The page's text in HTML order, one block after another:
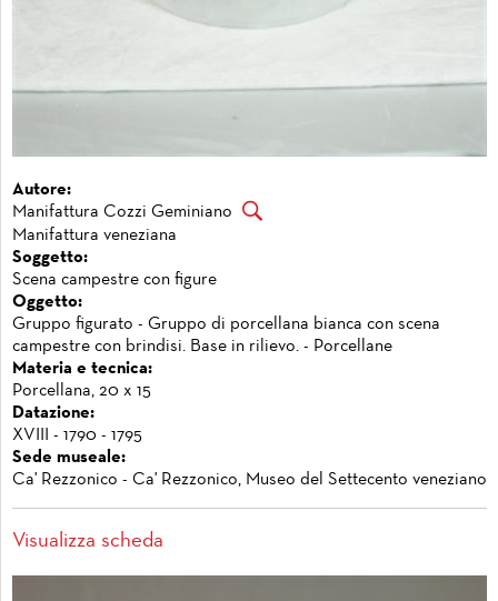
Autore:
Manifattura Cozzi Geminiano
Manifattura veneziana
Soggetto:
Scena campestre con figure
Oggetto:
Gruppo figurato - Gruppo di porcellana bianca con scena
campestre con brindisi. Base in rilievo. - Porcellane
Materia e tecnica:
Porcellana, 20 x 15
Datazione:
XVIII - 1790 - 1795
Sede museale:
Ca' Rezzonico - Ca' Rezzonico, Museo del Settecento veneziano
Visualizza scheda